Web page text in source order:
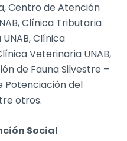
Centro de Atención
Clínica Tributaria
Clínica
Veterinaria UNAB,
de Fauna Silvestre –
Potenciación del
otros.
Social